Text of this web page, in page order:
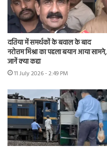
दतिया में समर्थकों के बवाल के बाद
नरोत्तम मिश्रा का पहला बयान आया सामने,
जानें क्या कहा
11 July 2026 - 2:49 PM